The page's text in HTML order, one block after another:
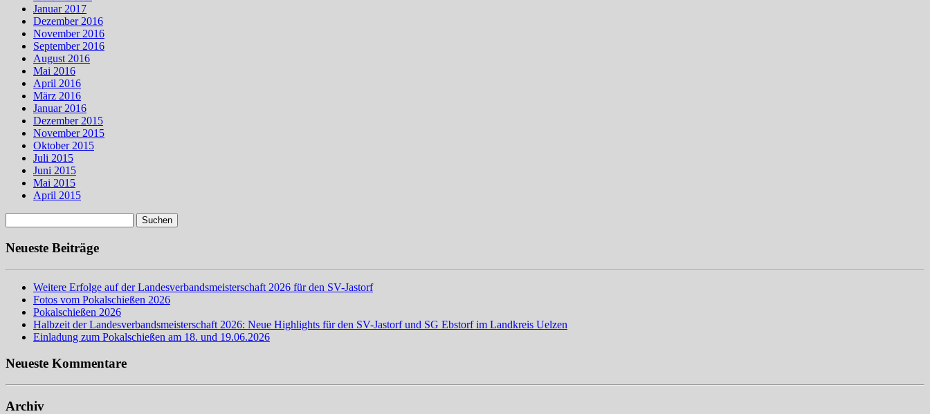
Januar 2017
Dezember 2016
November 2016
September 2016
August 2016
Mai 2016
April 2016
März 2016
Januar 2016
Dezember 2015
November 2015
Oktober 2015
Juli 2015
Juni 2015
Mai 2015
April 2015
nach:
Neueste Beiträge
Weitere Erfolge auf der Landesverbandsmeisterschaft 2026 für den SV-Jastorf
Fotos vom Pokalschießen 2026
Pokalschießen 2026
Halbzeit der Landesverbandsmeisterschaft 2026: Neue Highlights für den SV-Jastorf und SG Ebstorf im Landkreis Uelzen
Einladung zum Pokalschießen am 18. und 19.06.2026
Neueste Kommentare
Archiv